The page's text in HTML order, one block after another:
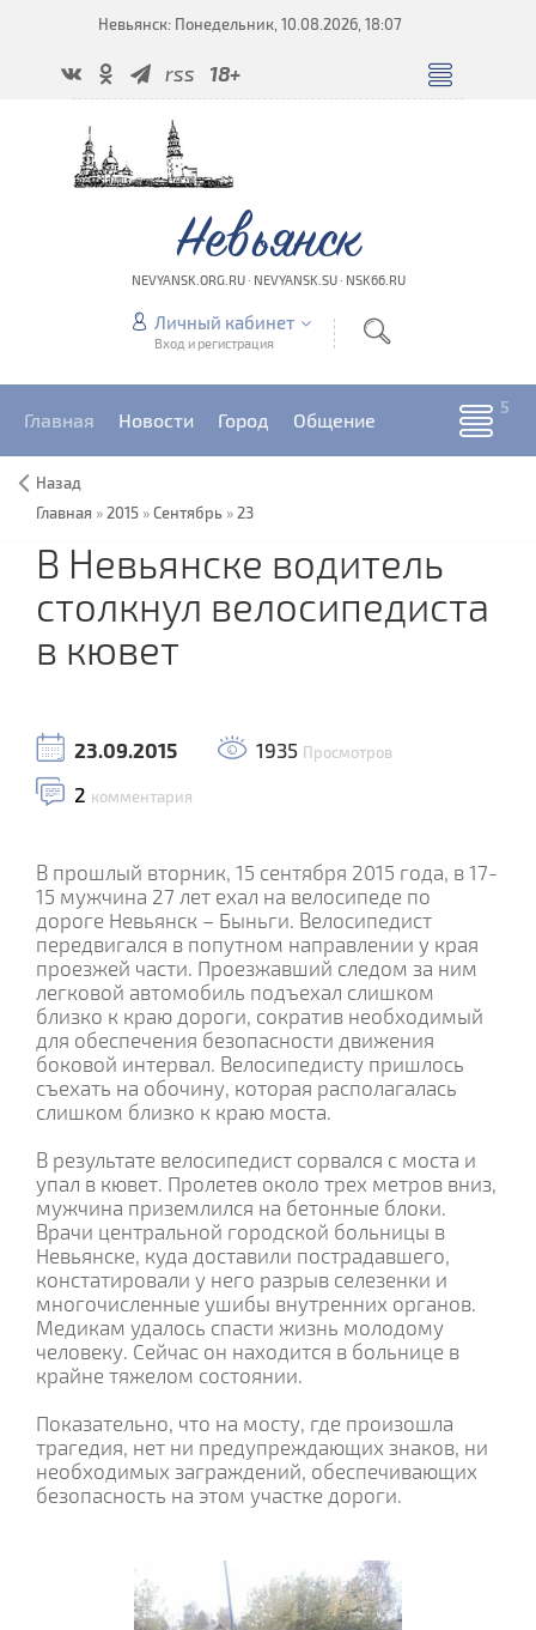
Невьянск: Понедельник, 10.08.2026, 18:07
rss 18+
Невьянск
NEVYANSK.ORG.RU · NEVYANSK.SU · NSK66.RU
Личный кабинет
Вход и регистрация
Главная Новости Город Общение
Назад
Главная » 2015 »Сентябрь » 23
В Невьянске водитель
столкнул велосипедиста
в кювет
23.09.2015 1935 Просмотров
2 комментария
В прошлый вторник, 15 сентября 2015 года, в 17-
15 мужчина 27 лет ехал на велосипеде по
дороге Невьянск – Быньги. Велосипедист
передвигался в попутном направлении у края
проезжей части. Проезжавший следом за ним
легковой автомобиль подъехал слишком
близко к краю дороги, сократив необходимый
для обеспечения безопасности движения
боковой интервал. Велосипедисту пришлось
съехать на обочину, которая располагалась
слишком близко к краю моста.
В результате велосипедист сорвался с моста и
упал в кювет. Пролетев около трех метров вниз,
мужчина приземлился на бетонные блоки.
Врачи центральной городской больницы в
Невьянске, куда доставили пострадавшего,
констатировали у него разрыв селезенки и
многочисленные ушибы внутренних органов.
Медикам удалось спасти жизнь молодому
человеку. Сейчас он находится в больнице в
крайне тяжелом состоянии.
Показательно, что на мосту, где произошла
трагедия, нет ни предупреждающих знаков, ни
необходимых заграждений, обеспечивающих
безопасность на этом участке дороги.